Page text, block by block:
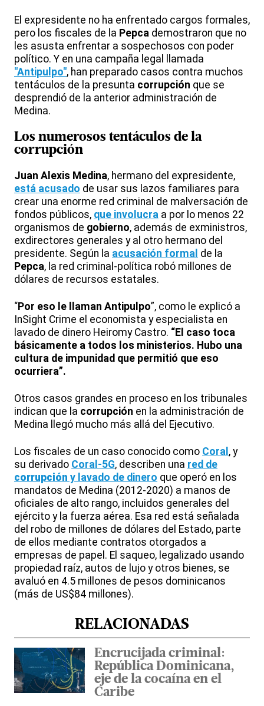
El expresidente no ha enfrentado cargos formales,
pero los fiscales de la Pepca demostraron que no
les asusta enfrentar a sospechosos con poder
político. Y en una campaña legal llamada
"Antipulpo", han preparado casos contra muchos
tentáculos de la presunta corrupción que se
desprendió de la anterior administración de
Medina.
Los numerosos tentáculos de la
corrupción
Juan Alexis Medina, hermano del expresidente,
está acusado de usar sus lazos familiares para
crear una enorme red criminal de malversación de
fondos públicos, que involucra a por lo menos 22
organismos de gobierno, además de exministros,
exdirectores generales y al otro hermano del
presidente. Según la acusación formal de la
Pepca, la red criminal-política robó millones de
dólares de recursos estatales.
“Por eso le llaman Antipulpo”, como le explicó a
InSight Crime el economista y especialista en
lavado de dinero Heiromy Castro. “El caso toca
básicamente a todos los ministerios. Hubo una
cultura de impunidad que permitió que eso
ocurriera”.
Otros casos grandes en proceso en los tribunales
indican que la corrupción en la administración de
Medina llegó mucho más allá del Ejecutivo.
Los fiscales de un caso conocido como Coral , y
su derivado Coral-5G, describen una red de
corrupción y lavado de dinero que operó en los
mandatos de Medina (2012-2020) a manos de
oficiales de alto rango, incluidos generales del
ejército y la fuerza aérea. Esa red está señalada
del robo de millones de dólares del Estado, parte
de ellos mediante contratos otorgados a
empresas de papel. El saqueo, legalizado usando
propiedad raíz, autos de lujo y otros bienes, se
avaluó en 4.5 millones de pesos dominicanos
(más de US$84 millones).
RELACIONADAS
Encrucijada criminal:
República Dominicana,
eje de la cocaína en el
Caribe